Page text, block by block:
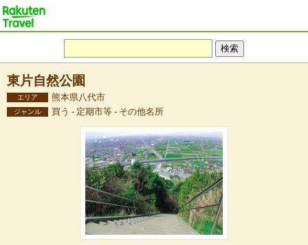
東片自然公園
エリア 熊本県八代市
ジャンル 買う - 定期市等 - その他名所